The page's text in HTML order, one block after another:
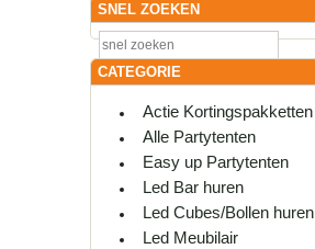
SNEL ZOEKEN
CATEGORIE
Actie Kortingspakketten
Alle Partytenten
Easy up Partytenten
Led Bar huren
Led Cubes/Bollen huren
Led Meubilair